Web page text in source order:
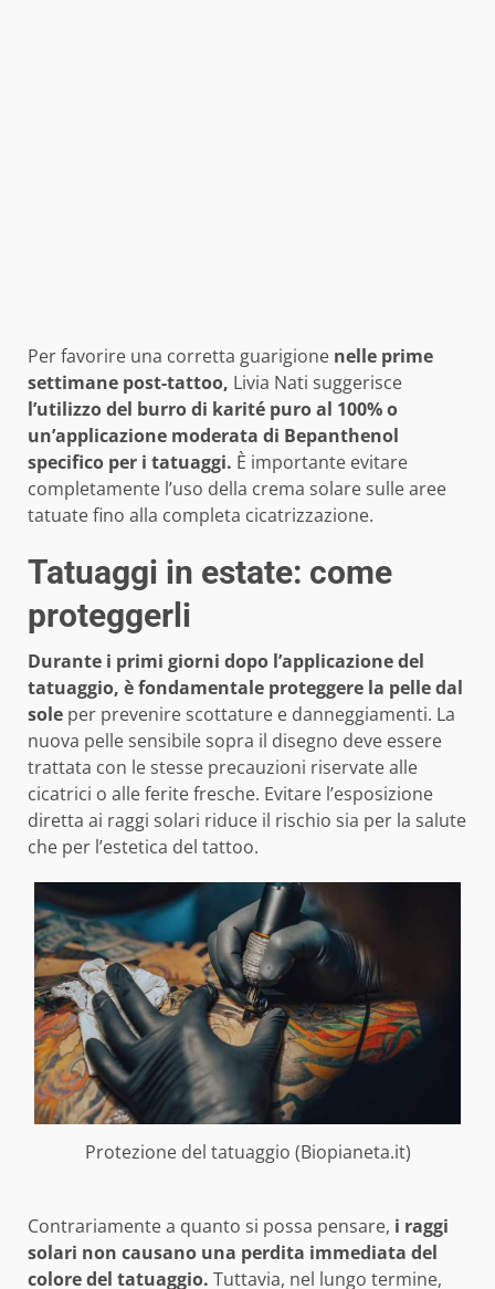
Per favorire una corretta guarigione nelle prime
settimane post-tattoo, Livia Nati suggerisce
l’utilizzo del burro di karité puro al 100% o
un’applicazione moderata di Bepanthenol
specifico per i tatuaggi. È importante evitare
completamente l’uso della crema solare sulle aree
tatuate fino alla completa cicatrizzazione.
Tatuaggi in estate: come
proteggerli
Durante i primi giorni dopo l’applicazione del
tatuaggio, è fondamentale proteggere la pelle dal
sole per prevenire scottature e danneggiamenti. La
nuova pelle sensibile sopra il disegno deve essere
trattata con le stesse precauzioni riservate alle
cicatrici o alle ferite fresche. Evitare l’esposizione
diretta ai raggi solari riduce il rischio sia per la salute
che per l’estetica del tattoo.
Protezione del tatuaggio (Biopianeta.it)
Contrariamente a quanto si possa pensare, i raggi
solari non causano una perdita immediata del
colore del tatuaggio. Tuttavia, nel lungo termine,